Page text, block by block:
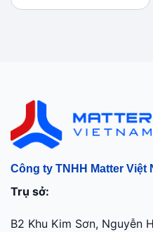
từ
Công ty TNHH Matter Việt
Trụ sở:
B2 Khu Kim Sơn, Nguyễn